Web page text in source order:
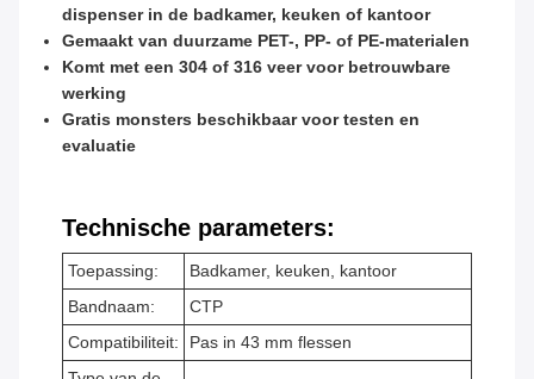
dispenser in de badkamer, keuken of kantoor
Gemaakt van duurzame PET-, PP- of PE-materialen
Komt met een 304 of 316 veer voor betrouwbare
werking
Gratis monsters beschikbaar voor testen en
evaluatie
Technische parameters:
Toepassing:
Badkamer, keuken, kantoor
Bandnaam:
CTP
Compatibiliteit:
Pas in 43 mm flessen